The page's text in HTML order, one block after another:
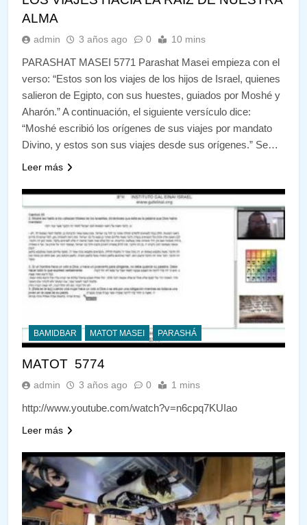
ALMA
admin 3 años ago 0 10 mins
PARASHAT MASEI 5771 Parashat Masei empieza con el
verso: “Estos son los viajes de los hijos de Israel, quienes
salieron de Egipto, con sus huestes, guiados por Moshé y
Aharón.” A continuación, el siguiente versículo dice:
“Moshé escribió los orígenes de sus viajes por mandato
Divino, y estos son sus viajes desde sus orígenes.” Se…
Leer más
BAMIDBAR MATOT MASEI PARASHÁ
MATOT 5774
admin 3 años ago 0 1 mins
http://www.youtube.com/watch?v=n6cpq7KUIao
Leer más